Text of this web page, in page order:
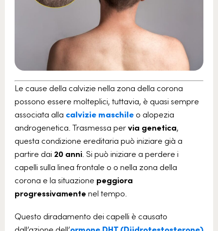
Le cause della calvizie nella zona della corona
possono essere molteplici, tuttavia, è quasi sempre
associata alla calvizie maschileo alopezia
androgenetica. Trasmessa pervia genetica,
questa condizione ereditaria può iniziare già a
partire dai 20 anni . Si può iniziare a perdere i
capelli sulla linea frontale o o nella zona della
corona e la situazione peggiora
progressivamente nel tempo.
Questo diradamento dei capelli è causato